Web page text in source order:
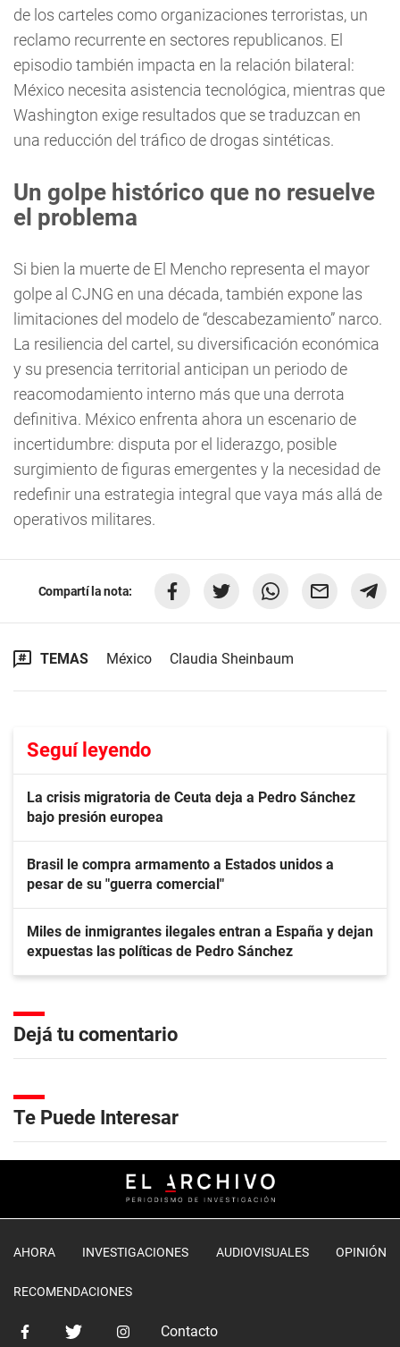
de los carteles como organizaciones terroristas, un
reclamo recurrente en sectores republicanos. El
episodio también impacta en la relación bilateral:
México necesita asistencia tecnológica, mientras que
Washington exige resultados que se traduzcan en
una reducción del tráfico de drogas sintéticas.
Un golpe histórico que no resuelve
el problema
Si bien la muerte de El Mencho representa el mayor
golpe al CJNG en una década, también expone las
limitaciones del modelo de “descabezamiento” narco.
La resiliencia del cartel, su diversificación económica
y su presencia territorial anticipan un periodo de
reacomodamiento interno más que una derrota
definitiva. México enfrenta ahora un escenario de
incertidumbre: disputa por el liderazgo, posible
surgimiento de figuras emergentes y la necesidad de
redefinir una estrategia integral que vaya más allá de
operativos militares.
Compartí la nota:
TEMAS México Claudia Sheinbaum
Seguí leyendo
La crisis migratoria de Ceuta deja a Pedro Sánchez
bajo presión europea
Brasil le compra armamento a Estados unidos a
pesar de su "guerra comercial"
Miles de inmigrantes ilegales entran a España y dejan
expuestas las políticas de Pedro Sánchez
Dejá tu comentario
Te Puede Interesar
AHORA INVESTIGACIONES AUDIOVISUALES OPINIÓN
RECOMENDACIONES
Contacto